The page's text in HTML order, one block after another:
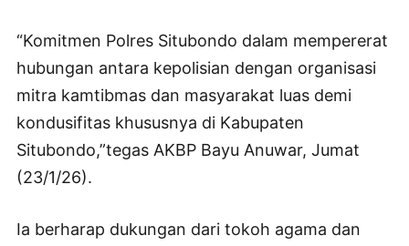
“Komitmen Polres Situbondo dalam mempererat
hubungan antara kepolisian dengan organisasi
mitra kamtibmas dan masyarakat luas demi
kondusifitas khususnya di Kabupaten
Situbondo,”tegas AKBP Bayu Anuwar, Jumat
(23/1/26).
Ia berharap dukungan dari tokoh agama dan